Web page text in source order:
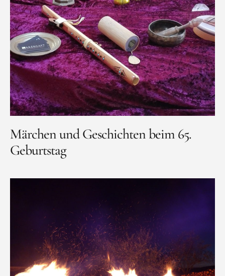
Märchen und Geschichten beim 65.
Geburtstag